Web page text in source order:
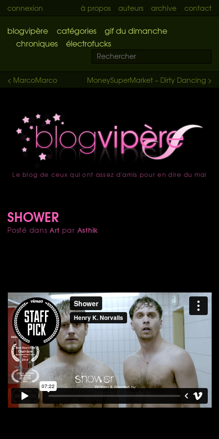
connexion à propos auteurs archive contact
blogvipère catégories
gif du dimanche
chroniques
électrofucks
MoneySuperMarket – Dirty Dancing >
< MarcoMarco
accueil
Le blog de ceux qui ont assez d'amis pour en dire du mal
SHOWER
Posté dansArt par Asthik